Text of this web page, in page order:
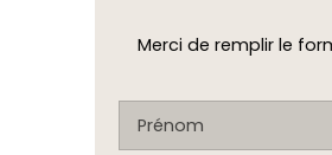
Merci de remplir le
Prénom